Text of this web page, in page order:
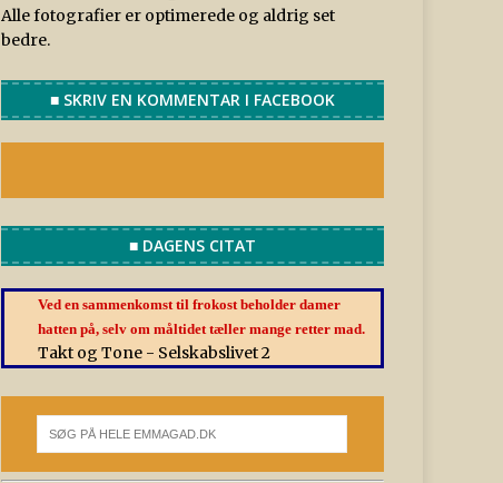
Alle fotografier er optimerede og aldrig set
bedre.
■ SKRIV EN KOMMENTAR I FACEBOOK
■ DAGENS CITAT
Ved en sammenkomst til frokost beholder damer
hatten på, selv om måltidet tæller mange retter mad.
Takt og Tone - Selskabslivet 2